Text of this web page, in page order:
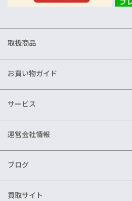
取扱商品
お買い物ガイド
サービス
運営会社情報
ブログ
買取サイト